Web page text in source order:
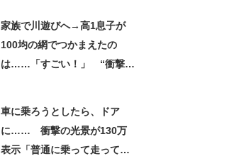
家族で川遊びへ→高1息子が
100均の網でつかまえたの
は……「すごい！」 “衝撃の
車に乗ろうとしたら、ドア
に…… 衝撃の光景が130万
表示「普通に乗って走ってた